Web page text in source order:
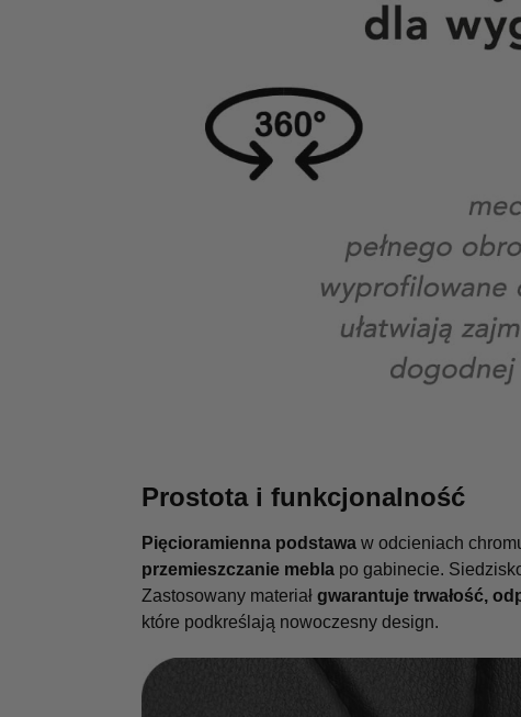
Prostota i funkcjonalność
Pięcioramienna podstawaw odcieniach
przemieszczanie meblapo gabinecie.
Zastosowany materiał gwarantuje trwałość,
które podkreślają nowoczesny design.